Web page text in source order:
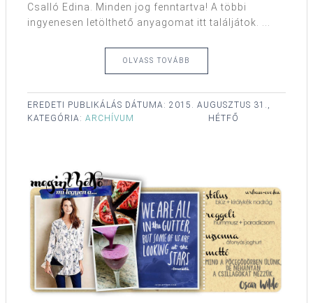
Csalló Edina. Minden jog fenntartva! A többi
ingyenesen letölthető anyagomat itt találjátok. ...
OLVASS TOVÁBB
EREDETI PUBLIKÁLÁS DÁTUMA: 2015. AUGUSZTUS 31.,
HÉTFŐ
KATEGÓRIA: ARCHÍVUM